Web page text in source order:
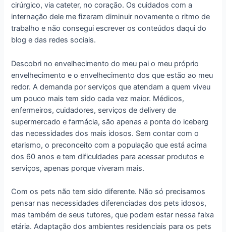
cirúrgico, via cateter, no coração. Os cuidados com a
internação dele me fizeram diminuir novamente o ritmo de
trabalho e não consegui escrever os conteúdos daqui do
blog e das redes sociais.
Descobri no envelhecimento do meu pai o meu próprio
envelhecimento e o envelhecimento dos que estão ao meu
redor. A demanda por serviços que atendam a quem viveu
um pouco mais tem sido cada vez maior. Médicos,
enfermeiros, cuidadores, serviços de delivery de
supermercado e farmácia, são apenas a ponta do iceberg
das necessidades dos mais idosos. Sem contar com o
etarismo, o preconceito com a população que está acima
dos 60 anos e tem dificuldades para acessar produtos e
serviços, apenas porque viveram mais.
Com os pets não tem sido diferente. Não só precisamos
pensar nas necessidades diferenciadas dos pets idosos,
mas também de seus tutores, que podem estar nessa faixa
etária. Adaptação dos ambientes residenciais para os pets